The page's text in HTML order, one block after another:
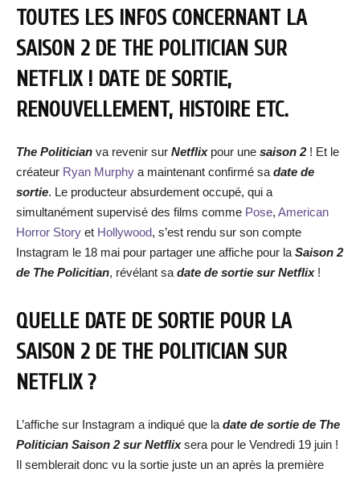
TOUTES LES INFOS CONCERNANT LA
SAISON 2 DE THE POLITICIAN SUR
NETFLIX ! DATE DE SORTIE,
RENOUVELLEMENT, HISTOIRE ETC.
The Politician va revenir sur Netflixpour une saison 2! Et le
créateur Ryan Murphy a maintenant confirmé sa date de
sortie. Le producteur absurdement occupé, qui a
simultanément supervisé des films comme Pose, American
Horror Story et Hollywood, s’est rendu sur son compte
Instagram le 18 mai pour partager une affiche pour la Saison 2
de The Policitian, révélant sa date de sortie sur Netflix!
QUELLE DATE DE SORTIE POUR LA
SAISON 2 DE THE POLITICIAN SUR
NETFLIX ?
L’affiche sur Instagram a indiqué que la date de sortie de The
Politician Saison 2 sur Netflixsera pour le Vendredi 19 juin !
Il semblerait donc vu la sortie juste un an après la première